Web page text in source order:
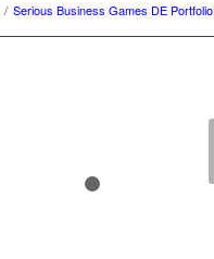
/ Serious Business Games DE Portfolio